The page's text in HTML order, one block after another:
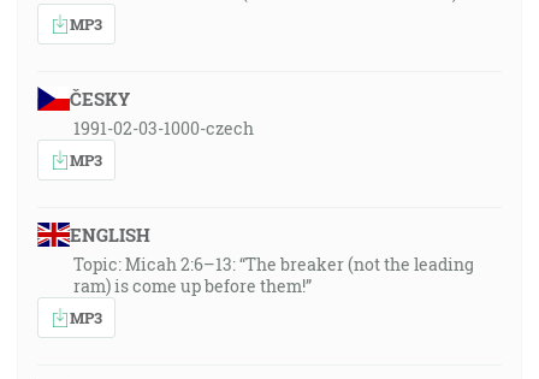
MP3
ČESKY
1991-02-03-1000-czech
MP3
ENGLISH
Topic: Micah 2:6–13: “The breaker (not the leading
ram) is come up before them!”
MP3